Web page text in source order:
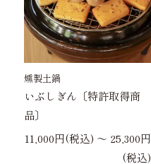
燻製土鍋
いぶしぎん〔特許取得商
品〕
11,000円(税込) 〜 25,300円
(税込)